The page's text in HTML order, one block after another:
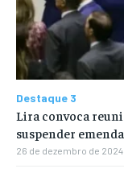
Destaque 3
Lira convoca
suspender
26 de dezembro de 2024